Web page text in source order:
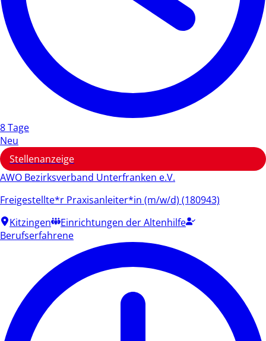
8 Tage
Neu
Stellenanzeige
AWO Bezirksverband Unterfranken e.V.
Freigestellte*r Praxisanleiter*in (m/w/d) (180943)
Kitzingen
Einrichtungen der Altenhilfe
Berufserfahrene